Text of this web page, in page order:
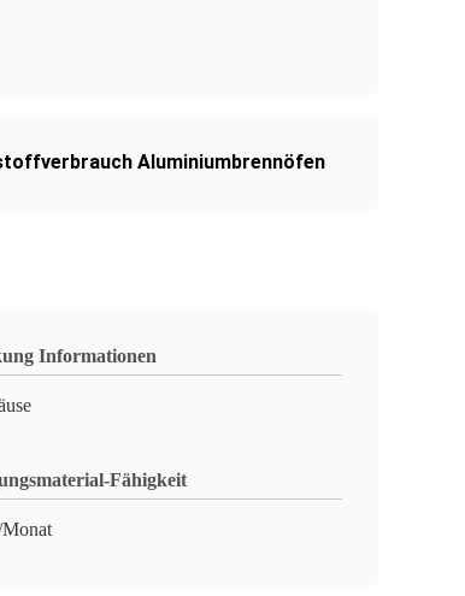
Aluminiumbrennöfen
Informationen
Fähigkeit
Monat